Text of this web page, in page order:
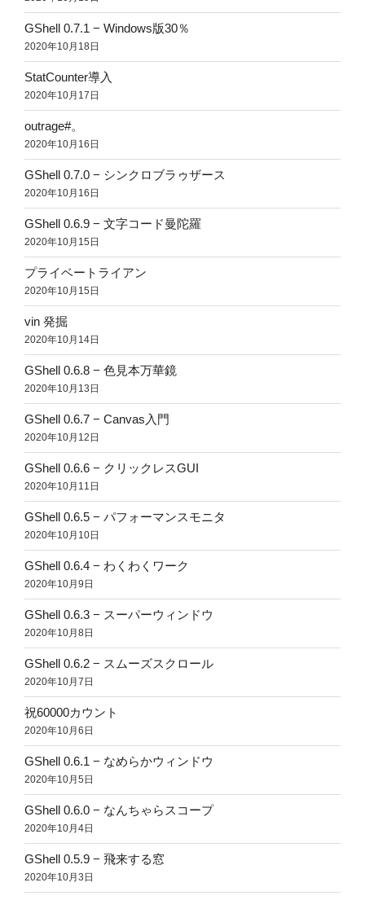
GShell 0.7.1 − Windows版30％
2020年10月18日
StatCounter導入
2020年10月17日
outrage#。
2020年10月16日
GShell 0.7.0 − シンクロブラゥザース
2020年10月16日
GShell 0.6.9 − 文字コード曼陀羅
2020年10月15日
プライベートライアン
2020年10月15日
vin 発掘
2020年10月14日
GShell 0.6.8 − 色見本万華鏡
2020年10月13日
GShell 0.6.7 − Canvas入門
2020年10月12日
GShell 0.6.6 − クリックレスGUI
2020年10月11日
GShell 0.6.5 − パフォーマンスモニタ
2020年10月10日
GShell 0.6.4 − わくわくワーク
2020年10月9日
GShell 0.6.3 − スーパーウィンドウ
2020年10月8日
GShell 0.6.2 − スムーズスクロール
2020年10月7日
祝60000カウント
2020年10月6日
GShell 0.6.1 − なめらかウィンドウ
2020年10月5日
GShell 0.6.0 − なんちゃらスコープ
2020年10月4日
GShell 0.5.9 − 飛来する窓
2020年10月3日